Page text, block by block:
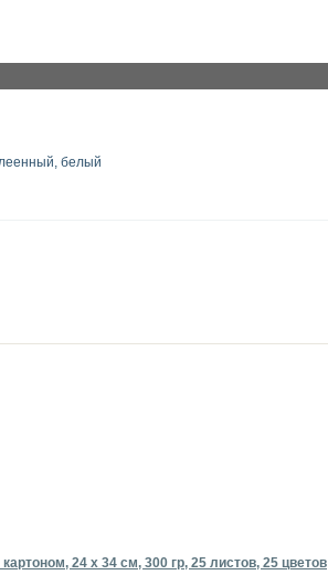
белый
24 х 34 см, 300 гр, 25 листов, 25 цветов